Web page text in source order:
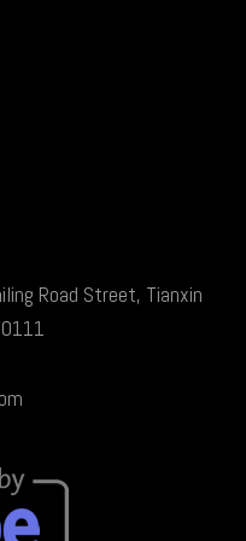
Road Street, Tianxin